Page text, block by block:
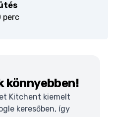
perc
könnyebben!
Kitchent kiemelt
keresőben, így